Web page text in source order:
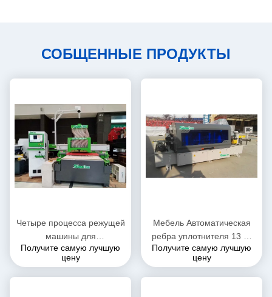
СОБЩЕННЫЕ ПРОДУКТЫ
Четыре процесса режущей
машины для
индивидуальной панельной
мебели в целом доме
Получите самую лучшую
цену
Мебель Автоматическая
ребра уплотнителя 13 м/
мин скорость подачи
Получите самую лучшую
цену